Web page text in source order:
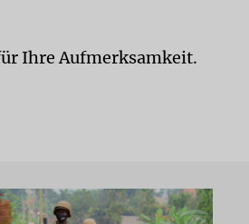
Ihre Aufmerksamkeit.